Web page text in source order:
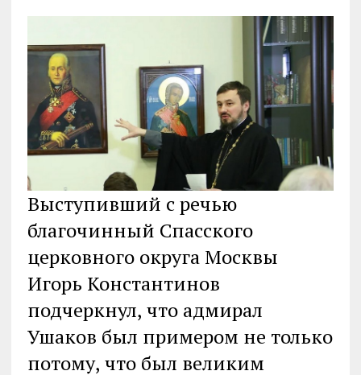
Выступивший с речью
благочинный Спасского
церковного округа Москвы
Игорь Константинов
подчеркнул, что адмирал
Ушаков был примером не только
потому, что был великим